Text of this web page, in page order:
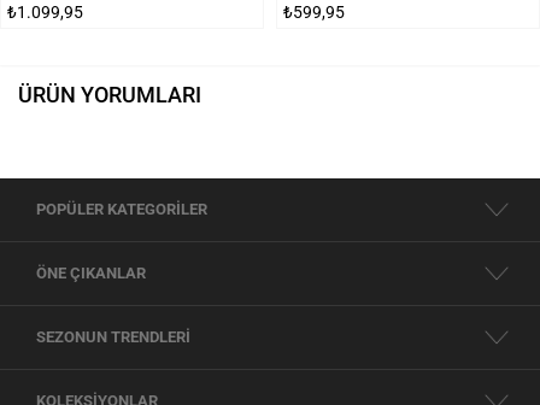
₺1.099,95 ₺599,95
ÜRÜN YORUMLARI
POPÜLER KATEGORİLER
ÖNE ÇIKANLAR
SEZONUN TRENDLERİ
KOLEKSİYONLAR